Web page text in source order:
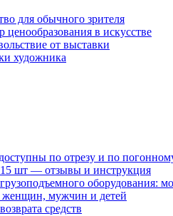
для обычного зрителя
в искусстве
от выставки
художника
по отрезу и по
шт — отзывы и инструкция
оборудования:
женщин, мужчин и детей
средств